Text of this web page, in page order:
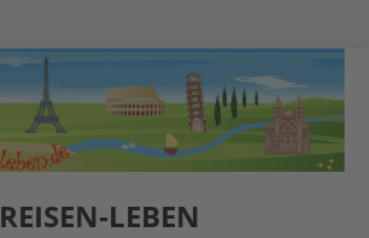
REISEN-LEBEN